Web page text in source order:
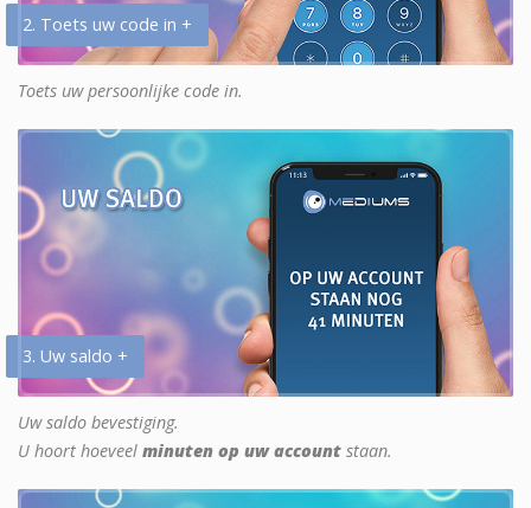
2. Toets uw code in +
Toets uw persoonlijke code in.
3. Uw saldo +
Uw saldo bevestiging.
U hoort hoeveel minuten op uw account staan.